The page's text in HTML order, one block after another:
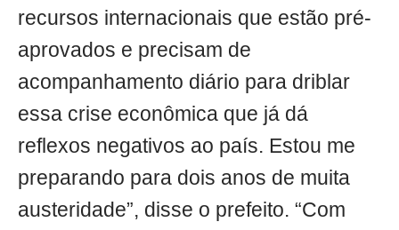
recursos internacionais que estão pré-
aprovados e precisam de
acompanhamento diário para driblar
essa crise econômica que já dá
reflexos negativos ao país. Estou me
preparando para dois anos de muita
austeridade”, disse o prefeito. “Com